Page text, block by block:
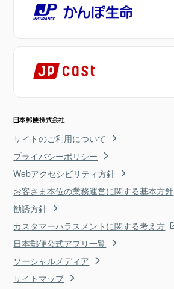
サイトのご利用について
プライバシーポリシー
Webアクセシビリティ方針
お客さま本位の業務運営に関する基本方針
勧誘方針
カスタマーハラスメントに関する考え方
日本郵便公式アプリ一覧
ソーシャルメディア
サイトマップ